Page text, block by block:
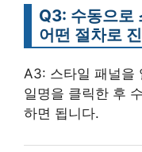
Q3: 수동으로
어떤 절차로
A3: 스타일 패널을
일명을 클릭한 후
하면 됩니다.